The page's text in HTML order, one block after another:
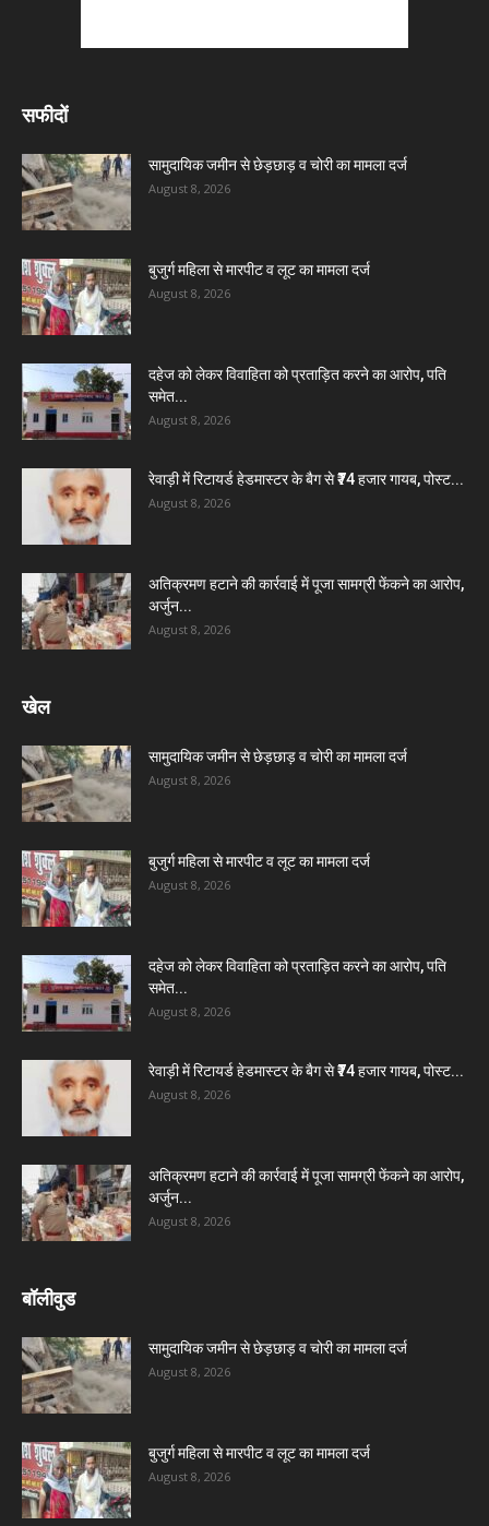
सफीदों
सामुदायिक जमीन से छेड़छाड़ व चोरी का मामला दर्ज
August 8, 2026
बुजुर्ग महिला से मारपीट व लूट का मामला दर्ज
August 8, 2026
दहेज को लेकर विवाहिता को प्रताड़ित करने का आरोप, पति
समेत...
August 8, 2026
रेवाड़ी में रिटायर्ड हेडमास्टर के बैग से ₹74 हजार गायब, पोस्ट...
August 8, 2026
अतिक्रमण हटाने की कार्रवाई में पूजा सामग्री फेंकने का आरोप,
अर्जुन...
August 8, 2026
खेल
सामुदायिक जमीन से छेड़छाड़ व चोरी का मामला दर्ज
August 8, 2026
बुजुर्ग महिला से मारपीट व लूट का मामला दर्ज
August 8, 2026
दहेज को लेकर विवाहिता को प्रताड़ित करने का आरोप, पति
समेत...
August 8, 2026
रेवाड़ी में रिटायर्ड हेडमास्टर के बैग से ₹74 हजार गायब, पोस्ट...
August 8, 2026
अतिक्रमण हटाने की कार्रवाई में पूजा सामग्री फेंकने का आरोप,
अर्जुन...
August 8, 2026
बॉलीवुड
सामुदायिक जमीन से छेड़छाड़ व चोरी का मामला दर्ज
August 8, 2026
बुजुर्ग महिला से मारपीट व लूट का मामला दर्ज
August 8, 2026